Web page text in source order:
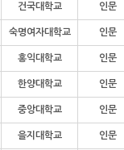
건국대학교 인문
숙명여자대학교 인문
홍익대학교 인문
한양대학교 인문
중앙대학교 인문
을지대학교 인문